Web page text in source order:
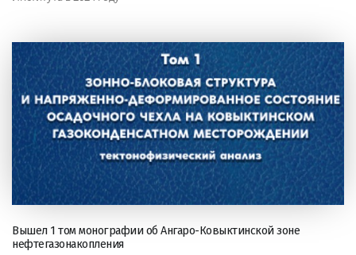
Вышел 1 том монографии об Ангаро-Ковыктинской зоне
нефтегазонакопления